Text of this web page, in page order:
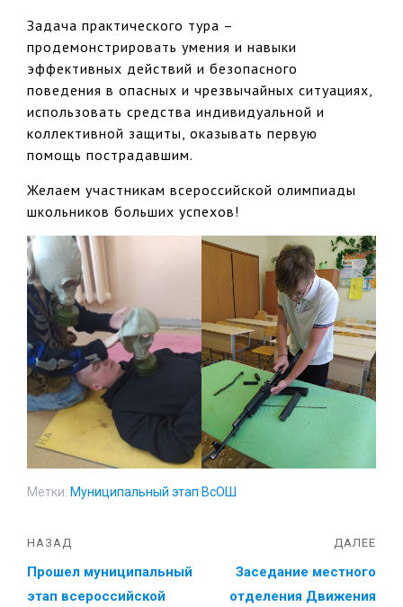
Задача практического тура –
продемонстрировать умения и навыки
эффективных действий и безопасного
поведения в опасных и чрезвычайных ситуациях,
использовать средства индивидуальной и
коллективной защиты, оказывать первую
помощь пострадавшим.
Желаем участникам всероссийской олимпиады
школьников больших успехов!
Метки: Муниципальный этап ВсОШ
НАЗАД
Прошел муниципальный
этап всероссийской
ДАЛЕЕ
Заседание местного
отделения Движения